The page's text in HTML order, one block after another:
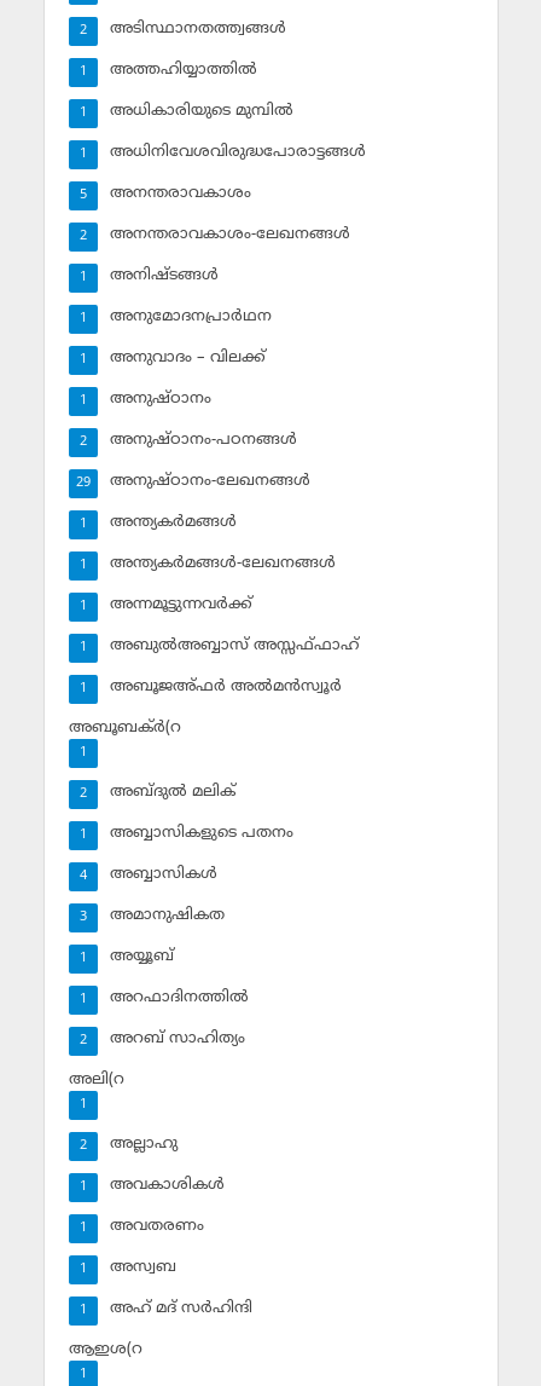
അടിസ്ഥാനതത്ത്വങ്ങള്‍
2
അത്തഹിയ്യാത്തില്‍
1
അധികാരിയുടെ മുമ്പില്‍
1
അധിനിവേശവിരുദ്ധപോരാട്ടങ്ങള്‍
1
അനന്തരാവകാശം
5
അനന്തരാവകാശം-ലേഖനങ്ങള്‍
2
അനിഷ്ടങ്ങള്‍
1
അനുമോദനപ്രാര്‍ഥന
1
അനുവാദം – വിലക്ക്‌
1
അനുഷ്ഠാനം
1
അനുഷ്ഠാനം-പഠനങ്ങള്‍
2
അനുഷ്ഠാനം-ലേഖനങ്ങള്‍
29
അന്ത്യകര്‍മങ്ങള്‍
1
അന്ത്യകര്‍മങ്ങള്‍-ലേഖനങ്ങള്‍
1
അന്നമൂട്ടുന്നവര്‍ക്ക്
1
അബുല്‍അബ്ബാസ് അസ്സഫ്ഫാഹ്‌
1
അബൂജഅ്ഫര്‍ അല്‍മന്‍സ്വൂര്‍
1
അബൂബക്ര്‍(റ
1
അബ്ദുല്‍ മലിക്‌
2
അബ്ബാസികളുടെ പതനം
1
അബ്ബാസികള്‍
4
അമാനുഷികത
3
അയ്യൂബ്‌
1
അറഫാദിനത്തില്‍
1
അറബ് സാഹിത്യം
2
അലി(റ
1
അല്ലാഹു
2
അവകാശികള്‍
1
അവതരണം
1
അസ്വബ
1
അഹ് മദ് സര്‍ഹിന്ദി
1
ആഇശ(റ
1